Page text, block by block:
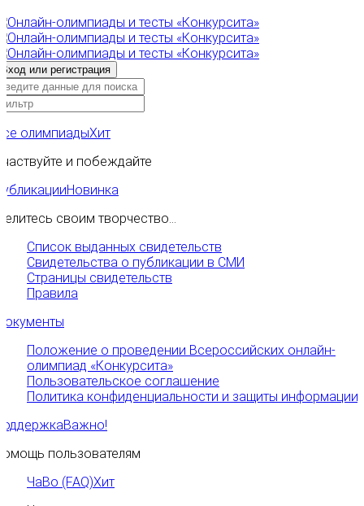
олимпиадыХит
и побеждайте
Новинка
своим творчество...
Список выданных свидетельств
Свидетельства о публикации в СМИ
Страницы свидетельств
Правила
Положение о проведении Всероссийских онлайн-
олимпиад «Конкурсита»
Пользовательское соглашение
Политика конфиденциальности и защиты информации
Важно!
пользователям
ЧаВо (FAQ)Хит